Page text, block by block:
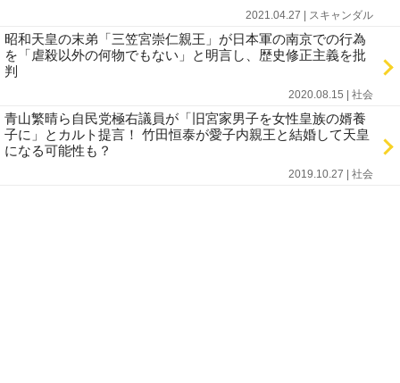
2021.04.27 | スキャンダル
昭和天皇の末弟「三笠宮崇仁親王」が日本軍の南京での行為
を「虐殺以外の何物でもない」と明言し、歴史修正主義を批
判
2020.08.15 | 社会
青山繁晴ら自民党極右議員が「旧宮家男子を女性皇族の婿養
子に」とカルト提言！ 竹田恒泰が愛子内親王と結婚して天皇
になる可能性も？
2019.10.27 | 社会